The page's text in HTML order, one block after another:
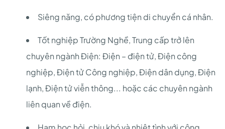
Siêng năng, có phương tiện di chuyển cá nhân.
Tốt nghiệp Trường Nghề, Trung cấp trở lên
chuyên ngành Điện: Điện – điện tử, Điện công
nghiệp, Điện tử Công nghiệp, Điện dân dụng, Điện
lạnh, Điện tử viễn thông... hoặc các chuyên ngành
liên quan về điện.